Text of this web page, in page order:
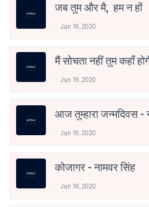
जब तुम और मै, हम न हों
Jun 16, 2020
मैं सोचता नहीं तुम कहाँ
Jun 16, 2020
आज तुम्हारा जन्मदिवस -
Jun 16, 2020
कोजागर - नामवर सिंह
Jun 16, 2020